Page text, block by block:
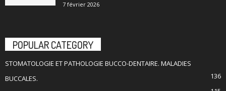
7 février 2026
POPULAR CATEGORY
STOMATOLOGIE ET PATHOLOGIE BUCCO-DENTAIRE. MALADIES
BUCCALES.
136